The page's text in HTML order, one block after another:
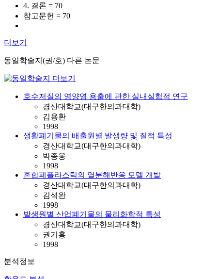
4. 결론 = 70
참고문헌 = 70
더보기
동일학술지(권/호) 다른 논문
호수저질의 영양염 용출에 관한 실내실험적 연구
경산대학교(대구한의과대학)
김용환
1998
생활폐기물의 배출원별 발생량 및 질적 특성
경산대학교(대구한의과대학)
박종웅
1998
혼합폐플라스틱의 열분해반응 모델 개발
경산대학교(대구한의과대학)
김석완
1998
발생원별 산업폐기물의 물리화학적 특성
경산대학교(대구한의과대학)
권기홍
1998
분석정보